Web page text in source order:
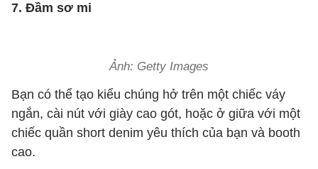
7. Đầm sơ mi
Ảnh: Getty Images
Bạn có thể tạo kiểu chúng hở trên một chiếc váy
ngắn, cài nút với giày cao gót, hoặc ở giữa với một
chiếc quần short denim yêu thích của bạn và booth
cao.